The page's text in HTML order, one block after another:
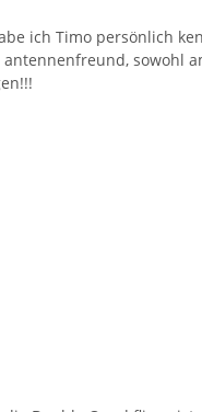
ich Timo persönlich
sowohl